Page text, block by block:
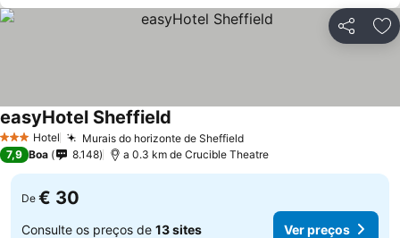
Partilhar
3 EstrelasHotel Murais do horizonte de SheffieldVer preços
easyHotel Sheffield
7,9 Boa 8.148 a 0.3 km de Crucible Theatre
De € 30
Consulte os preços de 13 sites Ver preços